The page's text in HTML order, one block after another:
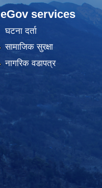
eGov services
घटना दर्ता
सामाजिक सुरक्षा
नागरिक वडापत्र